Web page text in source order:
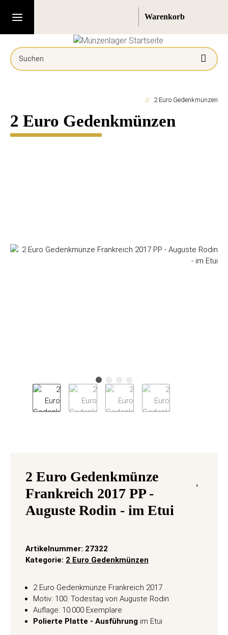
2 Euro Gedenkmünzen
2 Euro Gedenkmünzen
2 Euro Gedenkmünze
Frankreich 2017 PP -
Auguste Rodin - im Etui
Artikelnummer: 27322
Kategorie: 2 Euro Gedenkmünzen
2 Euro Gedenkmünze Frankreich 2017
Motiv: 100. Todestag von Auguste Rodin
Auflage: 10.000 Exemplare
Polierte Platte - Ausführung im Etui